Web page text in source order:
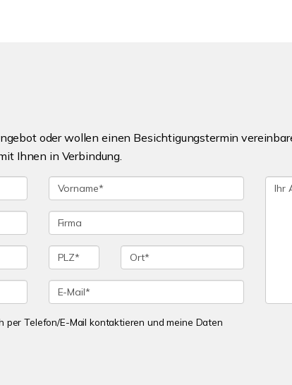
oder wollen einen Besichtigungstermin
Ihnen in Verbindung.
per Telefon/E-Mail kontaktieren und meine Daten